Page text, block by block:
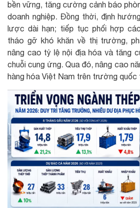
bền vững, tăng cường cảnh báo
doanh nghiệp. Đồng thời, định
lược dài hạn; tiếp tục phối hợp
tháo gỡ khó khăn về thị trường,
nâng cao tỷ lệ nội địa hóa và tăng
chuỗi cung ứng. Qua đó, nâng cao
hàng hóa Việt Nam trên trường quốc